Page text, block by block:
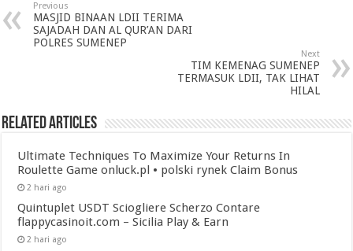
Previous
MASJID BINAAN LDII TERIMA
SAJADAH DAN AL QUR’AN DARI
POLRES SUMENEP
Next
TIM KEMENAG SUMENEP
TERMASUK LDII, TAK LIHAT
HILAL
Related Articles
Ultimate Techniques To Maximize Your Returns In
Roulette Game onluck.pl • polski rynek Claim Bonus
2 hari ago
Quintuplet USDT Sciogliere Scherzo Contare
flappycasinoit.com – Sicilia Play & Earn
2 hari ago